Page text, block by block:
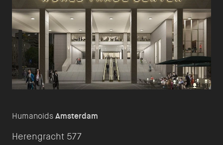
HumanoidsAmsterdam
Herengracht 577